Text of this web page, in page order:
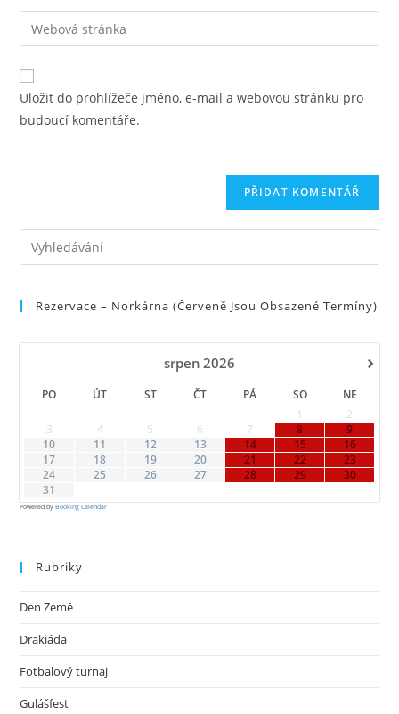
své
jméno
nebo
uživatelské
jméno
přidat
komentář,
svou
e-
mailovou
Zadejte
adresu
URL
svého
Uložit do prohlížeče jméno, e-mail a webovou stránku pro
budoucí komentáře.
Rezervace – Norkárna (červeně Jsou Obsazené Termíny)
›
srpen 2026
PO ÚT ST ČT PÁ SO
NE
1
2
3
4 5 6 7 8
9
10
11 12 13 14 15
16
17
18 19 20 21 22
23
24
25 26 27 28 29
30
31
Powered byBooking Calendar
Rubriky
Den Země
Drakiáda
Fotbalový turnaj
Gulášfest